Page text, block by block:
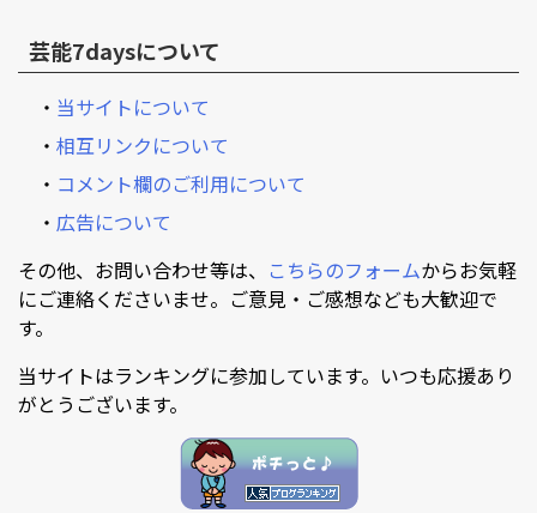
芸能7daysについて
・ 当サイトについて
・ 相互リンクについて
・ コメント欄のご利用について
・ 広告について
その他、お問い合わせ等は、 こちらのフォームからお気軽
にご連絡くださいませ。ご意見・ご感想なども大歓迎で
す。
当サイトはランキングに参加しています。いつも応援あり
がとうございます。